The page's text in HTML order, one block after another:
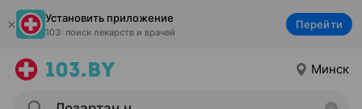
Установить приложение
103: поиск лекарств и врачей
Перейти
Минск